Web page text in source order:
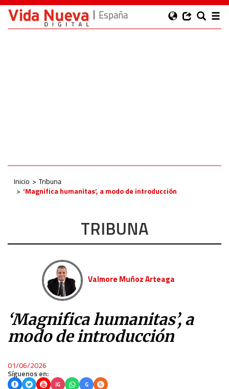
España
Inicio
Tribuna
‘Magnifica humanitas’, a modo de introducción
TRIBUNA
Valmore Muñoz Arteaga
‘Magnifica humanitas’, a
modo de introducción
01/06/2026
Síguenos en:
IG G